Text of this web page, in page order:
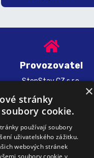
Provozovatel
StopStav CZ s.r.o.
Kontakt
×
stránky
cookie.
používají soubory
uživatelského zážitku.
webových stránek
soubory cookie v